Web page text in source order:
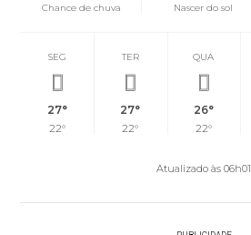
Chance de chuva
Nascer do sol
SEG
27°
22°
TER
27°
22°
QUA
26°
22°
Atualizado às 06h01